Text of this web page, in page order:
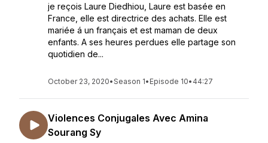
je reçois Laure Diedhiou, Laure est basée en
France, elle est directrice des achats. Elle est
mariée á un français et est maman de deux
enfants. A ses heures perdues elle partage son
quotidien de...
October 23, 2020•Season 1• Episode 10• 44:27
Violences Conjugales Avec Amina
Sourang Sy